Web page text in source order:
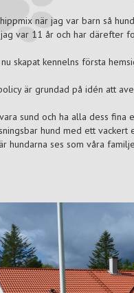
när jag var barn så
var 11 år och har därefter
skapat kennelns första
är grundad på idén att
sund och ha alla dess fina
hund med ett
hundarna ses som våra